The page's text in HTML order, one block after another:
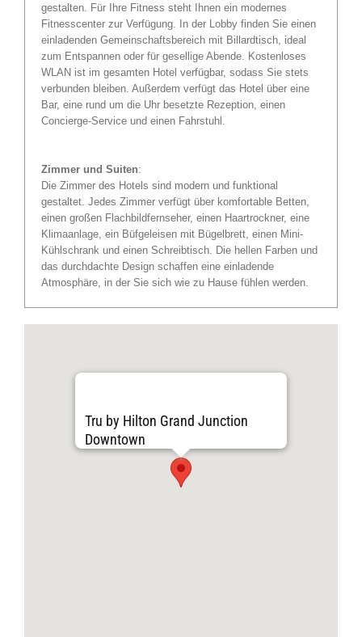
gestalten. Für Ihre Fitness steht Ihnen ein modernes
Fitnesscenter zur Verfügung. In der Lobby finden Sie einen
einladenden Gemeinschaftsbereich mit Billardtisch, ideal
zum Entspannen oder für gesellige Abende. Kostenloses
WLAN ist im gesamten Hotel verfügbar, sodass Sie stets
verbunden bleiben. Außerdem verfügt das Hotel über eine
Bar, eine rund um die Uhr besetzte Rezeption, einen
Concierge-Service und einen Fahrstuhl.
Zimmer und Suiten:
Die Zimmer des Hotels sind modern und funktional
gestaltet. Jedes Zimmer verfügt über komfortable Betten,
einen großen Flachbildfernseher, einen Haartrockner, eine
Klimaanlage, ein Büfgeleisen mit Bügelbrett, einen Mini-
Kühlschrank und einen Schreibtisch. Die hellen Farben und
das durchdachte Design schaffen eine einladende
Atmosphäre, in der Sie sich wie zu Hause fühlen werden.
Tru by Hilton Grand Junction
Downtown